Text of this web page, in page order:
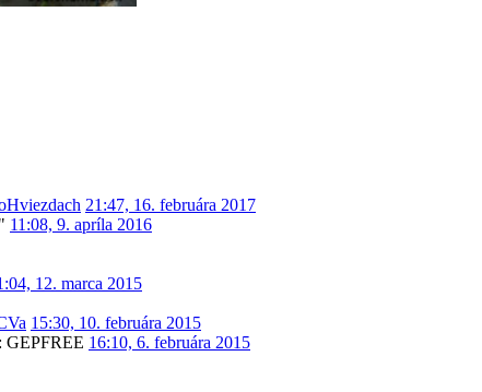
21:47, 16. februára 2017
11:08, 9. apríla 2016
12. marca 2015
15:30, 10. februára 2015
GEPFREE 16:10, 6. februára 2015